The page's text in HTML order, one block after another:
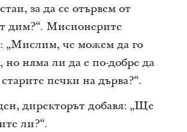
за да се отървем от
дим?“. Мисионерите
„Мислим, че можем да го
но няма ли да е по-добре да
печки на дърва?“.
директорът добавя: „Ще
ли?“.